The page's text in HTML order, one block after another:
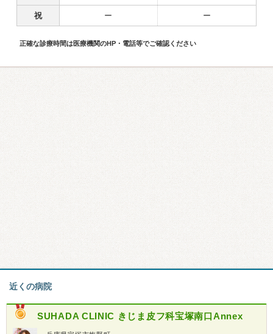
祝 ー ー
正確な診療時間は医療機関のHP・電話等でご確認ください
近くの病院
SUHADA CLINIC きじま皮フ科宝塚南口Annex